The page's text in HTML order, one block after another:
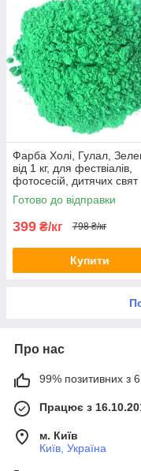
Фарба Холі, Гулал,
від 1 кг, для фествіалів,
фотосесій, дитячих свят
Фарби холі
Готово до відправки
399 ₴/кг 798 ₴/кг
Купити
Про нас
99% позитивних з
Працює з
м. Київ
Київ, Україна